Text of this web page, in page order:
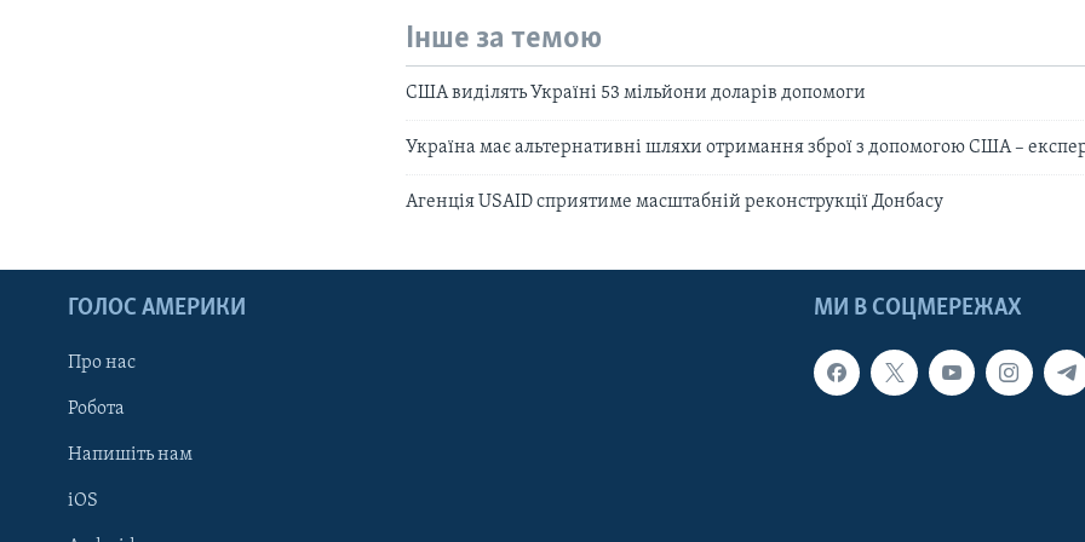
Інше за темою
США виділять Україні 53 мільйони доларів допомоги
Україна має альтернативні шляхи отримання зброї з допомогою США –
Агенція USAID сприятиме масштабній реконструкції Донбасу
МИ В СОЦМЕРЕЖАХ
ГОЛОС АМЕРИКИ
Про нас
Робота
Напишіть нам
iOS